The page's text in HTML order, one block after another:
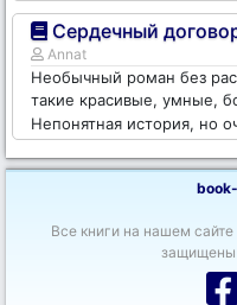
Сердечный
Annat
Необычный роман без
такие красивые, умные,
Непонятная история, но
Все книги на нашем
защищены